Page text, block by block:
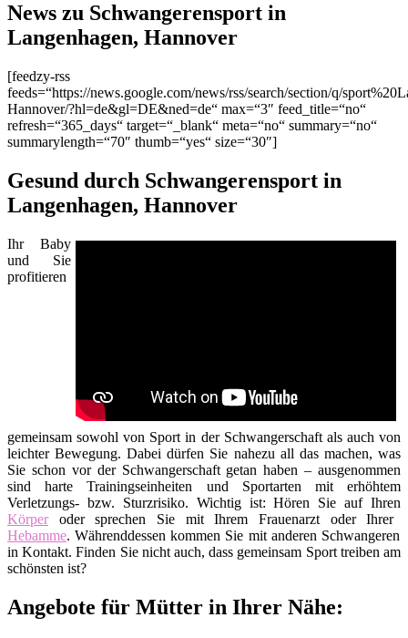
News zu Schwangerensport in
Langenhagen, Hannover
[feedzy-rss
feeds=“https://news.google.com/news/rss/search/section/q/
Hannover/?hl=de&gl=DE&ned=de“ max=“3″ feed_title=“no“
refresh=“365_days“ target=“_blank“ meta=“no“ summary=“no“
summarylength=“70″ thumb=“yes“ size=“30″]
Gesund durch Schwangerensport in
Langenhagen, Hannover
Ihr Baby
und Sie
profitieren
gemeinsam sowohl von Sport in der Schwangerschaft als auch von
leichter Bewegung. Dabei dürfen Sie nahezu all das machen, was
Sie schon vor der Schwangerschaft getan haben – ausgenommen
sind harte Trainingseinheiten und Sportarten mit erhöhtem
Verletzungs- bzw. Sturzrisiko. Wichtig ist: Hören Sie auf Ihren
Körperoder sprechen Sie mit Ihrem Frauenarzt oder Ihrer
Hebamme. Währenddessen kommen Sie mit anderen Schwangeren
in Kontakt. Finden Sie nicht auch, dass gemeinsam Sport treiben am
schönsten ist?
Angebote für Mütter in Ihrer Nähe: